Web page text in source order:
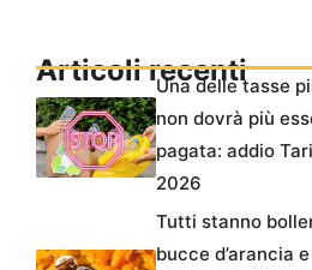
Articoli recenti
Una delle tasse
non dovrà più
pagata: addio
2026
Tutti stanno
bucce d’arancia e